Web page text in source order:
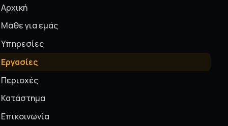
Αρχική
Μάθε για εμάς
Υπηρεσίες
Εργασίες
Περιοχές
Κατάστημα
Επικοινωνία